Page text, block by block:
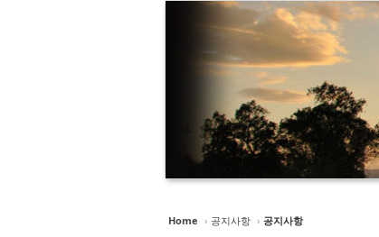
Home › 공지사항 › 공지사항